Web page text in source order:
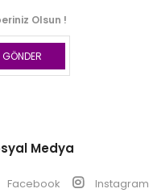
Olsun !
GÖNDER
Medya
Facebook Instagram